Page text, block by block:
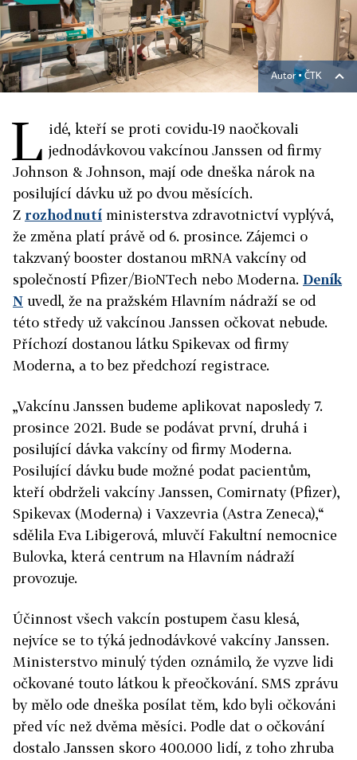
Autor ▪ ČTK
L idé, kteří se proti covidu-19 naočkovali
jednodávkovou vakcínou Janssen od firmy
Johnson & Johnson, mají ode dneška nárok na
posilující dávku už po dvou měsících.
Z rozhodnutí ministerstva zdravotnictví vyplývá,
že změna platí právě od 6. prosince. Zájemci o
takzvaný booster dostanou mRNA vakcíny od
společností Pfizer/BioNTech nebo Moderna. Deník
N uvedl, že na pražském Hlavním nádraží se od
této středy už vakcínou Janssen očkovat nebude.
Příchozí dostanou látku Spikevax od firmy
Moderna, a to bez předchozí registrace.
„Vakcínu Janssen budeme aplikovat naposledy 7.
prosince 2021. Bude se podávat první, druhá i
posilující dávka vakcíny od firmy Moderna.
Posilující dávku bude možné podat pacientům,
kteří obdrželi vakcíny Janssen, Comirnaty (Pfizer),
Spikevax (Moderna) i Vaxzevria (Astra Zeneca),“
sdělila Eva Libigerová, mluvčí Fakultní nemocnice
Bulovka, která centrum na Hlavním nádraží
provozuje.
Účinnost všech vakcín postupem času klesá,
nejvíce se to týká jednodávkové vakcíny Janssen.
Ministerstvo minulý týden oznámilo, že vyzve lidi
očkované touto látkou k přeočkování. SMS zprávu
by mělo ode dneška posílat těm, kdo byli očkováni
před víc než dvěma měsíci. Podle dat o očkování
dostalo Janssen skoro 400.000 lidí, z toho zhruba